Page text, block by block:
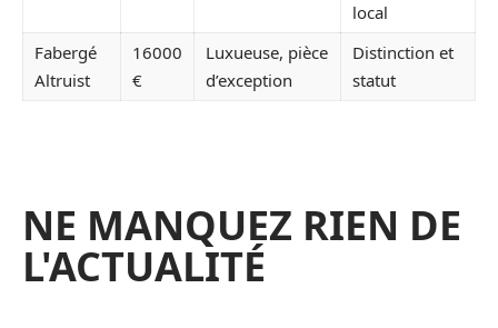
local
Fabergé
Altruist
16000
€
Luxueuse, pièce
d’exception
Distinction et
statut
NE MANQUEZ RIEN DE
L'ACTUALITÉ